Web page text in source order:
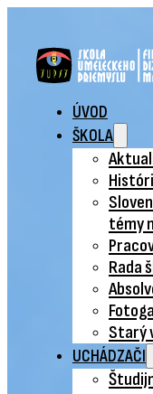
ÚVOD
ŠKOLA
témy
Rada
Starý
UCHÁDZAČI